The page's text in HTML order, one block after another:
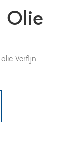
Olie
Verfijn